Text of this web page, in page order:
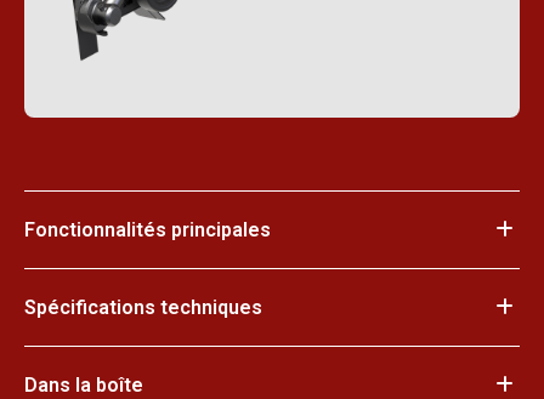
Fonctionnalités principales
Spécifications techniques
Dans la boîte